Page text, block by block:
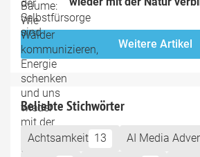
Weitere Artikel
Beliebte Stichwörter
Achtsamkeit 13 AI Media